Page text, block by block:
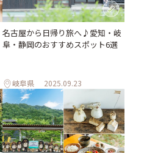
名古屋から日帰り旅へ♪愛知・岐
阜・静岡のおすすめスポット6選
岐阜県 2025.09.23